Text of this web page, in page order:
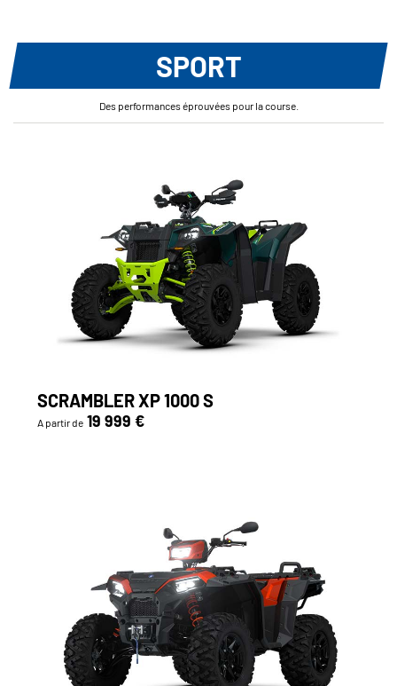
SPORT
Des performances éprouvées pour la course.
SCRAMBLER XP 1000 S
A partir de 19 999 €